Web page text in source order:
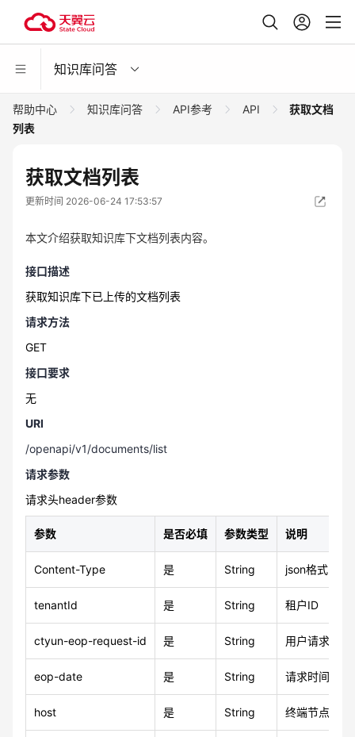
知识库问答
帮助中心 知识库问答 API参考 API
获取文档
列表
获取文档列表
更新时间 2026-06-24 17:53:57
本文介绍获取知识库下文档列表内容。
接口描述
获取知识库下已上传的文档列表
请求方法
GET
接口要求
无
URI
/openapi/v1/documents/list
请求参数
请求头header参数
参数 是否必填 参数类型 说明
Content-Type 是 String json格式
tenantId 是 String 租户ID
ctyun-eop-request-id 是 String 用户请求 id
eop-date 是 String 请求时间，
host 是 String 终端节点域